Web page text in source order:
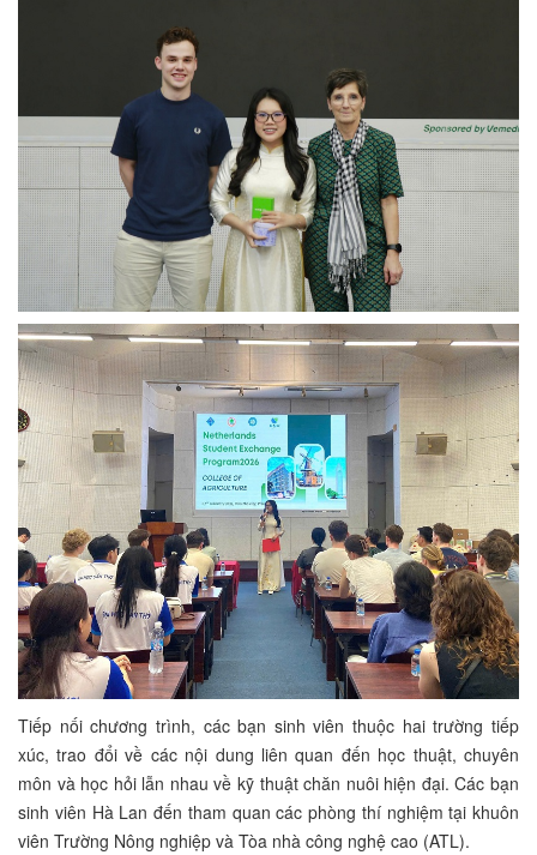
Tiếp nối chương trình, các bạn sinh viên thuộc hai trường tiếp
xúc, trao đổi về các nội dung liên quan đến học thuật, chuyên
môn và học hỏi lẫn nhau về kỹ thuật chăn nuôi hiện đại. Các bạn
sinh viên Hà Lan đến tham quan các phòng thí nghiệm tại khuôn
viên Trường Nông nghiệp và Tòa nhà công nghệ cao (ATL).